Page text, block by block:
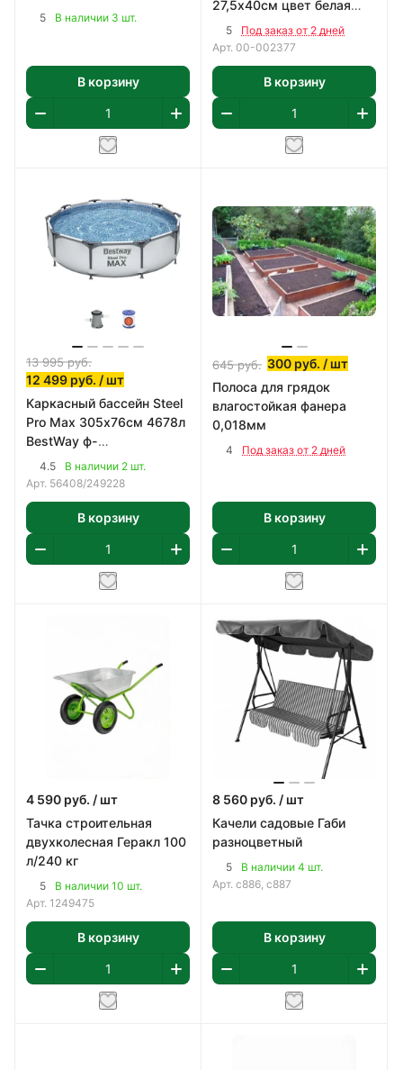
прочная котловая сталь
5 В наличии 3 шт.
В корзину
27,5х40см цвет белая
1,65 м2/уп
5
Под заказ от 2 дней
Арт. 00-002377
В корзину
13 995руб.
12 499 руб. / шт
Каркасный бассейн Steel
Pro Max 305х76см 4678л
BestWay ф-
насос,картридж 58093
арт 56408
4.5
В наличии 2 шт.
Арт. 56408/249228
В корзину
645руб. 300 руб. / шт
Полоса для грядок
влагостойкая фанера
0,018мм
4 Под заказ от 2 дней
В корзину
4 590 руб. / шт
Тачка строительная
двухколесная Геракл 100
л/240 кг
5
В наличии 10 шт.
Арт. 1249475
В корзину
8 560 руб. / шт
Качели садовые Габи
разноцветный
5
В наличии 4 шт.
Арт. с886, с887
В корзину